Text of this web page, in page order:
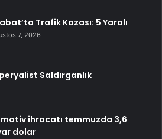
Trafik Kazası: 5 Yaralı
7, 2026
Saldırganlık
ihracatı temmuzda 3,6
dolar